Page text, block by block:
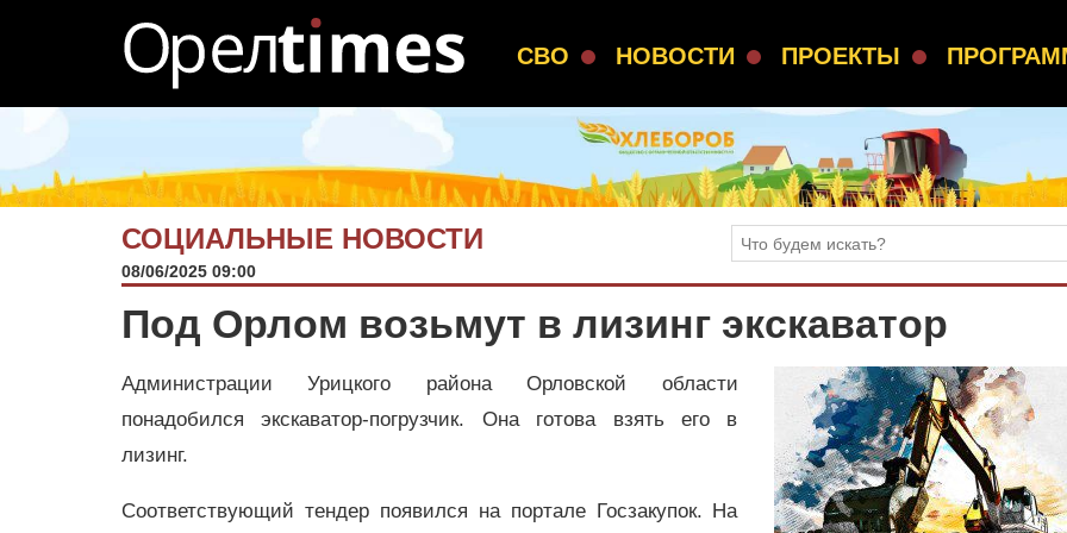
СВО НОВОСТИ ПРОЕКТЫ
СОЦИАЛЬНЫЕ НОВОСТИ
08/06/2025 09:00
Под Орлом возьмут в лизинг экскаватор
Администрации Урицкого района Орловской области
понадобился экскаватор-погрузчик. Она готова взять его в
лизинг.
Соответствующий тендер появился на портале Госзакупок. На